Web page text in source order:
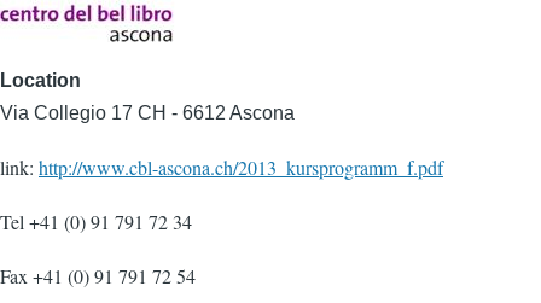
Location
Via Collegio 17 CH - 6612 Ascona
link: http://www.cbl-ascona.ch/2013_kursprogramm_f.pdf
Tel +41 (0) 91 791 72 34
Fax +41 (0) 91 791 72 54